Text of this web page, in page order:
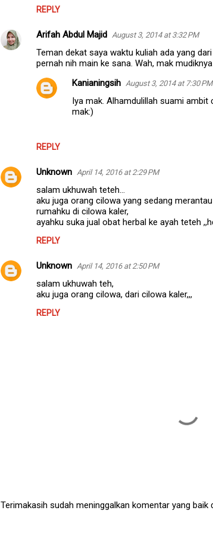
REPLY
Arifah Abdul Majid August 3, 2014 at 3:32 PM
Teman dekat saya waktu kuliah ada yang
pernah nih main ke sana. Wah, mak
REPLY
Kanianingsih August 3, 2014 at 7:30 PM
Iya mak. Alhamdulillah suami ambit
mak:)
Unknown April 14, 2016 at 2:29 PM
salam ukhuwah teteh...
aku juga orang cilowa yang sedang
rumahku di cilowa kaler,
ayahku suka jual obat herbal ke ayah teteh
REPLY
Unknown April 14, 2016 at 2:50 PM
salam ukhuwah teh,
aku juga orang cilowa, dari cilowa kaler,,,
REPLY
Terimakasih sudah meninggalkan komentar yang baik